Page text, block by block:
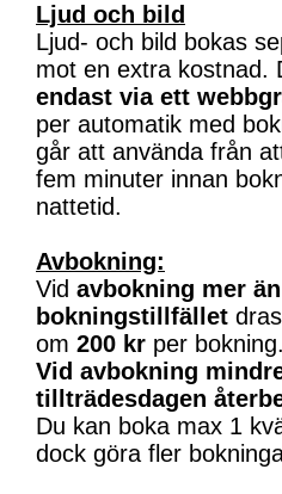
Ljud och bild
Ljud- och bild bokas
mot en extra kostnad.
endast via ett
per automatik med
går att använda från
fem minuter innan
nattetid.
Avbokning:
Vid avbokning mer
bokningstillfället
om 200 kr per bokning.
Vid avbokning
tillträdesdagen
Du kan boka max 1
dock göra fler